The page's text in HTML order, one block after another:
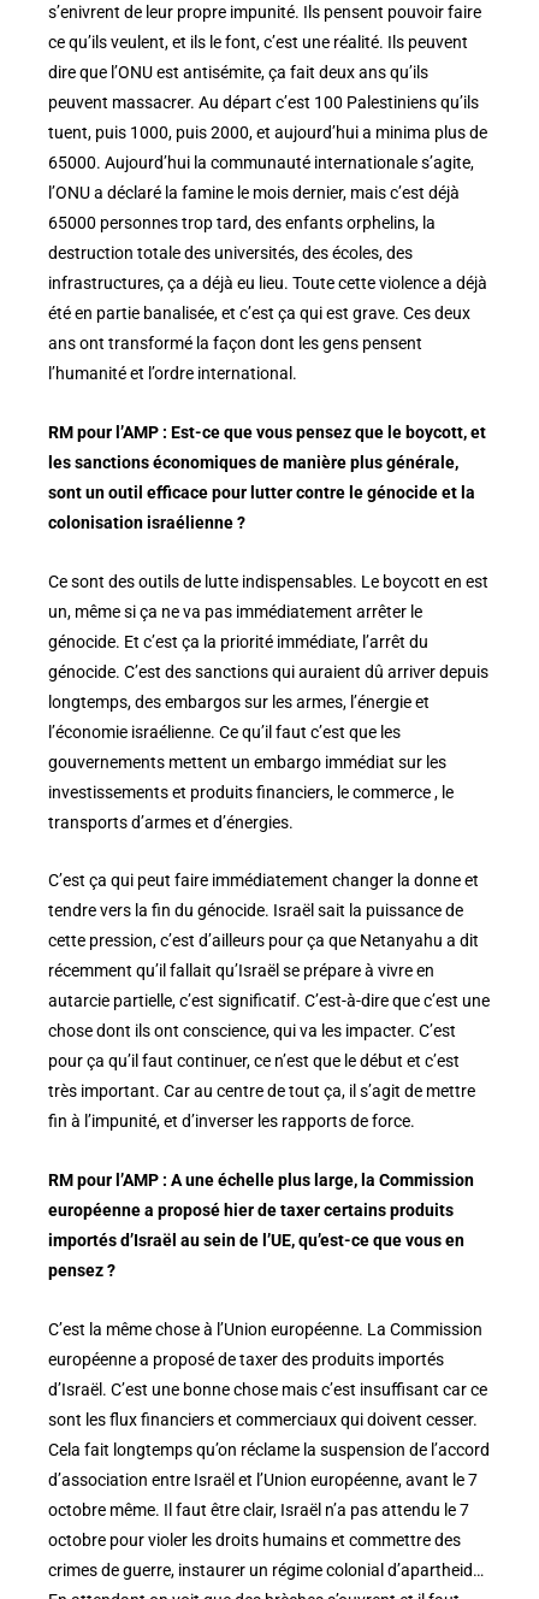
s’enivrent de leur propre impunité. Ils pensent pouvoir faire
ce qu’ils veulent, et ils le font, c’est une réalité. Ils peuvent
dire que l’ONU est antisémite, ça fait deux ans qu’ils
peuvent massacrer. Au départ c’est 100 Palestiniens qu’ils
tuent, puis 1000, puis 2000, et aujourd’hui a minima plus de
65000. Aujourd’hui la communauté internationale s’agite,
l’ONU a déclaré la famine le mois dernier, mais c’est déjà
65000 personnes trop tard, des enfants orphelins, la
destruction totale des universités, des écoles, des
infrastructures, ça a déjà eu lieu. Toute cette violence a déjà
été en partie banalisée, et c’est ça qui est grave. Ces deux
ans ont transformé la façon dont les gens pensent
l’humanité et l’ordre international.
RM pour l’AMP : Est-ce que vous pensez que le boycott, et
les sanctions économiques de manière plus générale,
sont un outil efficace pour lutter contre le génocide et la
colonisation israélienne ?
Ce sont des outils de lutte indispensables. Le boycott en est
un, même si ça ne va pas immédiatement arrêter le
génocide. Et c’est ça la priorité immédiate, l’arrêt du
génocide. C’est des sanctions qui auraient dû arriver depuis
longtemps, des embargos sur les armes, l’énergie et
l’économie israélienne. Ce qu’il faut c’est que les
gouvernements mettent un embargo immédiat sur les
investissements et produits financiers, le commerce , le
transports d’armes et d’énergies.
C’est ça qui peut faire immédiatement changer la donne et
tendre vers la fin du génocide. Israël sait la puissance de
cette pression, c’est d’ailleurs pour ça que Netanyahu a dit
récemment qu’il fallait qu’Israël se prépare à vivre en
autarcie partielle, c’est significatif. C’est-à-dire que c’est une
chose dont ils ont conscience, qui va les impacter. C’est
pour ça qu’il faut continuer, ce n’est que le début et c’est
très important. Car au centre de tout ça, il s’agit de mettre
fin à l’impunité, et d’inverser les rapports de force.
RM pour l’AMP : A une échelle plus large, la Commission
européenne a proposé hier de taxer certains produits
importés d’Israël au sein de l’UE, qu’est-ce que vous en
pensez ?
C’est la même chose à l’Union européenne. La Commission
européenne a proposé de taxer des produits importés
d’Israël. C’est une bonne chose mais c’est insuffisant car ce
sont les flux financiers et commerciaux qui doivent cesser.
Cela fait longtemps qu’on réclame la suspension de l’accord
d’association entre Israël et l’Union européenne, avant le 7
octobre même. Il faut être clair, Israël n’a pas attendu le 7
octobre pour violer les droits humains et commettre des
crimes de guerre, instaurer un régime colonial d’apartheid…